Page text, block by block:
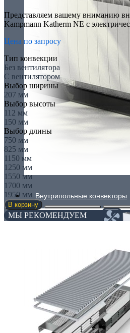
Внутрипольные конвекторы
Без вентилятора
Климаконвекторы
Представляем вашему вниманию
Kampmann Katherm NE с
Цена по запросу
Тип конвекции
Без вентилятора
С вентилятором
Выбор ширины
207 мм
Выбор высоты
112 мм
150 мм
Выбор длины
750 мм
825 мм
1150 мм
1250 мм
1550 мм
1700 мм
1950 мм
В корзину
МЫ РЕКОМЕНДУЕМ